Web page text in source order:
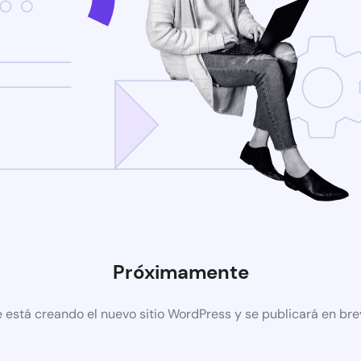
Próximamente
está creando el nuevo sitio WordPress y se publicará en